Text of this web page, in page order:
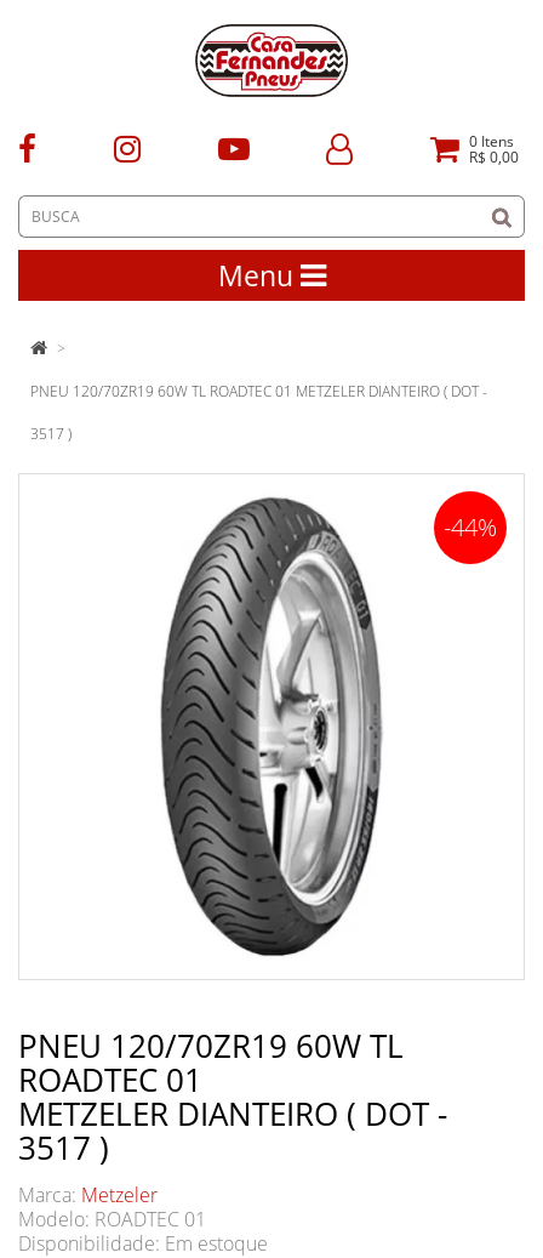
0 Itens
R$ 0,00
Menu
PNEU 120/70ZR19 60W TL ROADTEC 01 METZELER DIANTEIRO ( DOT -
3517 )
-44%
PNEU 120/70ZR19 60W TL
ROADTEC 01
METZELER DIANTEIRO ( DOT -
3517 )
Marca: Metzeler
Modelo: ROADTEC 01
Disponibilidade: Em estoque